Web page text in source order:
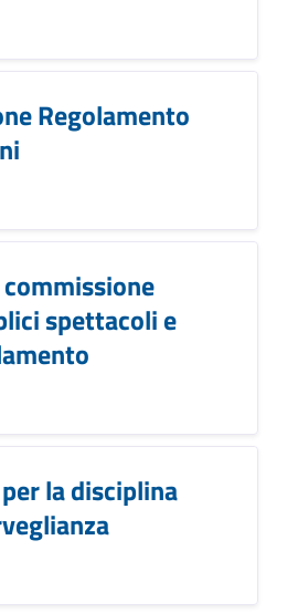
Regolamento
spettacoli e
la disciplina